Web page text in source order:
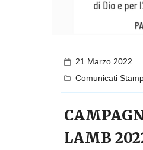
21 Marzo 2022
Comunicati
LAMB